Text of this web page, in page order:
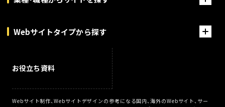
Webサイトタイプから探す
お役立ち資料
Webサイト制作、Webサイトデザインの参考になる国内、海外のWebサイト、サー